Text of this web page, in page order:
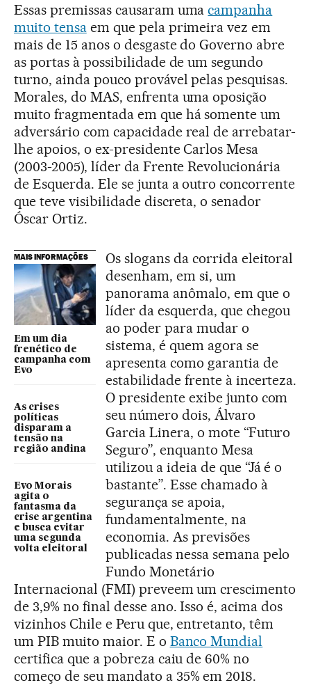
Essas premissas causaram umacampanha
muito tensaem que pela primeira vez em
mais de 15 anos o desgaste do Governo abre
as portas à possibilidade de um segundo
turno, ainda pouco provável pelas pesquisas.
Morales, do MAS, enfrenta uma oposição
muito fragmentada em que há somente um
adversário com capacidade real de arrebatar-
lhe apoios, o ex-presidente Carlos Mesa
(2003-2005), líder da Frente Revolucionária
de Esquerda. Ele se junta a outro concorrente
que teve visibilidade discreta, o senador
Óscar Ortiz.
MAIS INFORMAÇÕES
Em um dia
frenético de
campanha com
Evo
As crises
políticas
disparam a
tensão na
região andina
Evo Morais
agita o
fantasma da
crise argentina
e busca evitar
uma segunda
volta eleitoral
Os slogans da corrida eleitoral
desenham, em si, um
panorama anômalo, em que o
líder da esquerda, que chegou
ao poder para mudar o
sistema, é quem agora se
apresenta como garantia de
estabilidade frente à incerteza.
O presidente exibe junto com
seu número dois, Álvaro
Garcia Linera, o mote “Futuro
Seguro”, enquanto Mesa
utilizou a ideia de que “Já é o
bastante”. Esse chamado à
segurança se apoia,
fundamentalmente, na
economia. As previsões
publicadas nessa semana pelo
Fundo Monetário
Internacional (FMI) preveem um crescimento
de 3,9% no final desse ano. Isso é, acima dos
vizinhos Chile e Peru que, entretanto, têm
um PIB muito maior. E o Banco Mundial
certifica que a pobreza caiu de 60% no
começo de seu mandato a 35% em 2018.